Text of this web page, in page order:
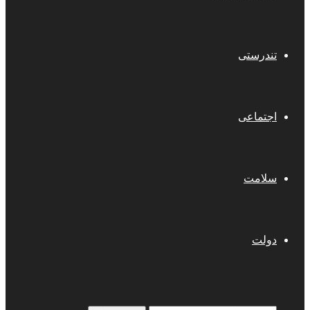
تندرستی
اجتماعی
سلامت
دولت